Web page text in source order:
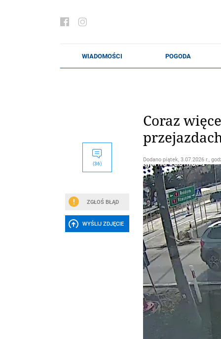
(36)
ZGŁOŚ BŁĄD
WYŚLIJ ZDJĘCIE
Coraz
Dodano piątek, 3.07.2026 r.,